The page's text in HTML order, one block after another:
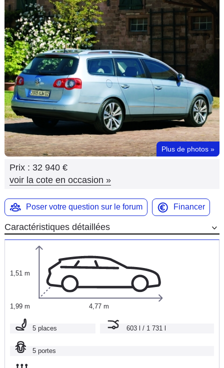
Electriques
Utilitaires
Flottes
Auto
Services
Forum
Moto
Marques
Plus de photos »
Prix : 32 940 €
voir la cote en occasion »
Poser votre question sur le forum Financer
Caractéristiques détaillées
1,51 m
1,99 m 4,77 m
5 places 603 l / 1 731 l
5 portes